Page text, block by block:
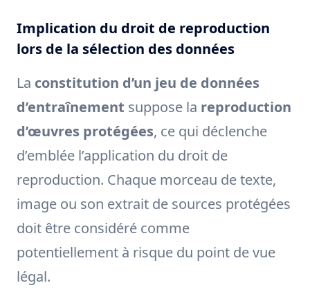
Implication du droit de reproduction
lors de la sélection des données
La constitution d’un jeu de données
d’entraînement suppose la reproduction
d’œuvres protégées, ce qui déclenche
d’emblée l’application du droit de
reproduction. Chaque morceau de texte,
image ou son extrait de sources protégées
doit être considéré comme
potentiellement à risque du point de vue
légal.